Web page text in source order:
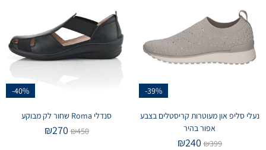
-39%
נעלי סליפ און מעוטרות קריסטלים בצבע
אפור בהיר
₪399
₪240
-40%
סנדלי Roma שחור לק מבוקע
₪450
₪270